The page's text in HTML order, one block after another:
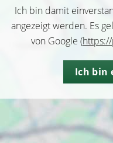
Ich bin damit
angezeigt werden. Es
von Google (
Ich bin